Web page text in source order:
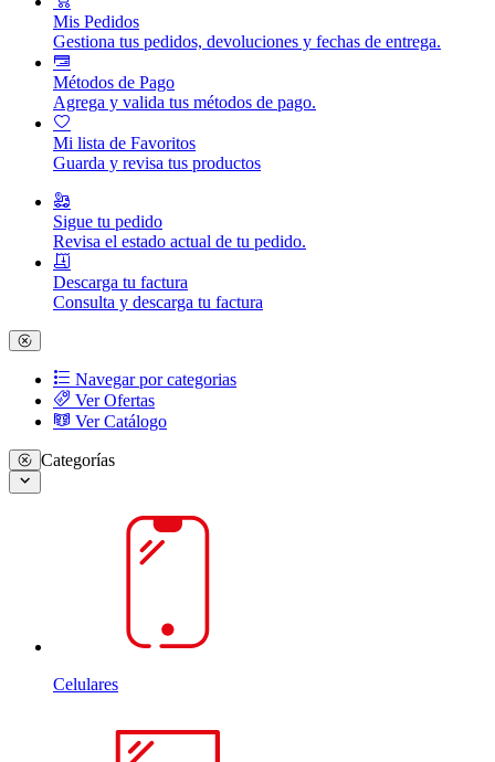
Mis Pedidos
Gestiona tus pedidos, devoluciones y fechas de entrega.
Métodos de Pago
Agrega y valida tus métodos de pago.
Mi lista de Favoritos
Guarda y revisa tus productos
Sigue tu pedido
Revisa el estado actual de tu pedido.
Descarga tu factura
Consulta y descarga tu factura
Navegar por categorias
Ver Ofertas
Ver Catálogo
Categorías
Celulares